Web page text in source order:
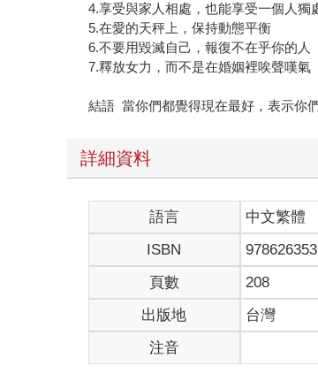
4.享受與家人相處，也能享受一個人獨
5.在愛的天秤上，保持動態平衡
6.不要用毀滅自己，報復不在乎你的人
7.釋放女力，而不是在婚姻裡唉聲嘆氣
結語 當你們都覺得現在最好，表示你
詳細資料
語言 中文繁體
ISBN
頁數
208
出版地
台灣
注音